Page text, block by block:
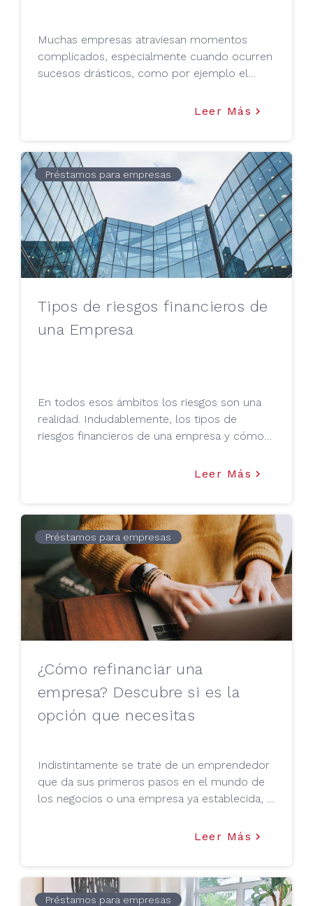
Muchas empresas atraviesan momentos
complicados, especialmente cuando ocurren
sucesos drásticos, como por ejemplo el
Leer Más keyboard_arrow_right
Préstamos para empresas
Tipos de riesgos financieros de
una Empresa
En todos esos ámbitos los riesgos son una
realidad. Indudablemente, los tipos de
riesgos financieros de una empresa y cómo
Leer Más keyboard_arrow_right
Préstamos para empresas
¿Cómo refinanciar una
empresa? Descubre si es la
opción que necesitas
Indistintamente se trate de un emprendedor
que da sus primeros pasos en el mundo de
los negocios o una empresa ya establecida, la
Leer Más keyboard_arrow_right
Préstamos para empresas